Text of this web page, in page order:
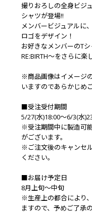
撮りおろしの全身ビジ
シャツが登場!!
メンバービジュアルに
ロゴをデザイン！
お好きなメンバーのTシ
RE:BIRTH～をさらに
※商品画像はイメージ
いますのであらかじめ
■受注受付期間
5/27(水)18:00～6/3(水
※受注期間中に製造可
がございます。
※ご注文後のキャンセ
ください。
■お届け予定日
8月上旬～中旬
※生産上の都合により
ますので、予めご了承